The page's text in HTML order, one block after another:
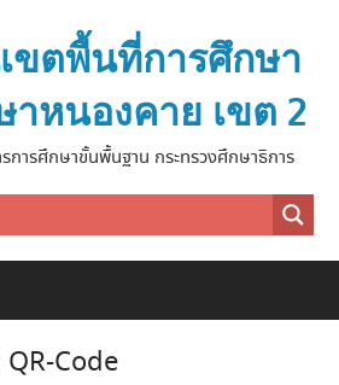
ขตพื้นที่การศึกษา
หนองคาย เขต 2
การศึกษาขั้นพื้นฐาน กระทรวงศึกษาธิการ
Code